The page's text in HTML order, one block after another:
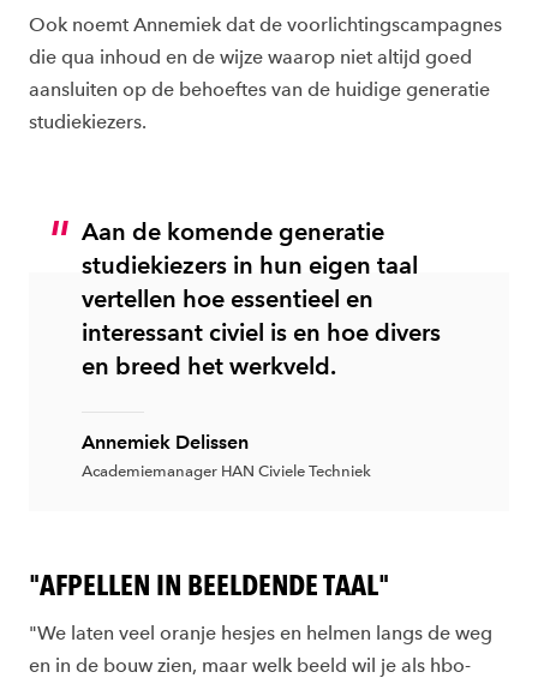
Ook noemt Annemiek dat de voorlichtingscampagnes
die qua inhoud en de wijze waarop niet altijd goed
aansluiten op de behoeftes van de huidige generatie
studiekiezers.
Aan de komende generatie
studiekiezers in hun eigen taal
vertellen hoe essentieel en
interessant civiel is en hoe divers
en breed het werkveld.
Annemiek Delissen
Academiemanager HAN Civiele Techniek
"AFPELLEN IN BEELDENDE TAAL"
"We laten veel oranje hesjes en helmen langs de weg
en in de bouw zien, maar welk beeld wil je als hbo-